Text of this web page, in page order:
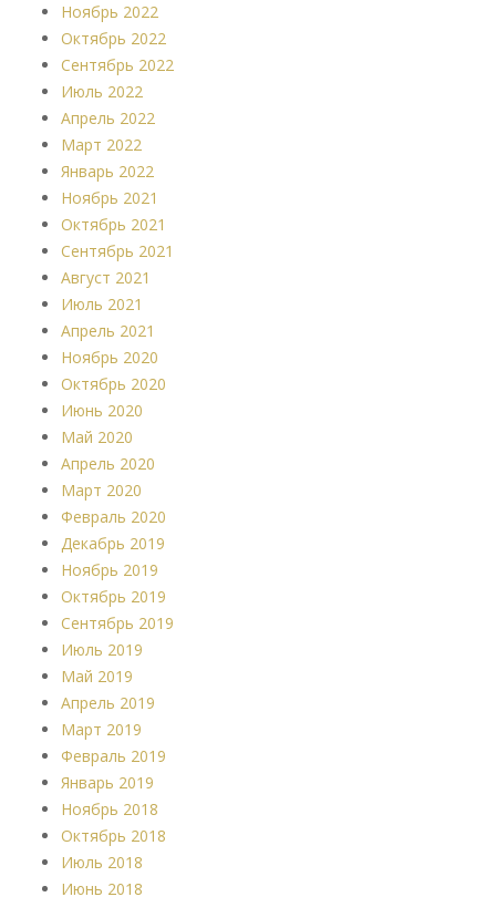
Ноябрь 2022
Октябрь 2022
Сентябрь 2022
Июль 2022
Апрель 2022
Март 2022
Январь 2022
Ноябрь 2021
Октябрь 2021
Сентябрь 2021
Август 2021
Июль 2021
Апрель 2021
Ноябрь 2020
Октябрь 2020
Июнь 2020
Май 2020
Апрель 2020
Март 2020
Февраль 2020
Декабрь 2019
Ноябрь 2019
Октябрь 2019
Сентябрь 2019
Июль 2019
Май 2019
Апрель 2019
Март 2019
Февраль 2019
Январь 2019
Ноябрь 2018
Октябрь 2018
Июль 2018
Июнь 2018